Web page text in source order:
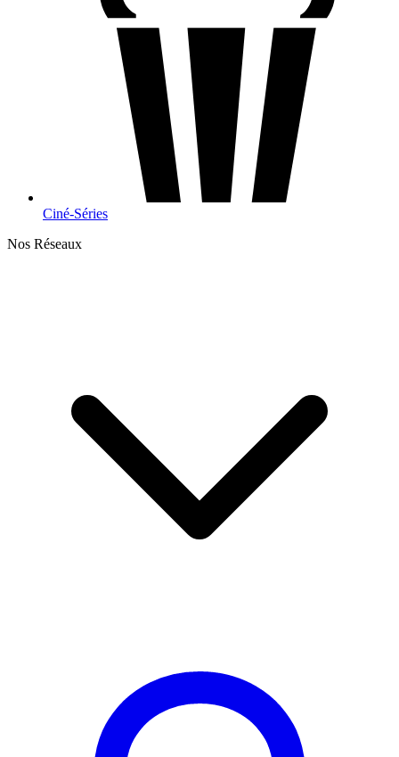
Ciné-Séries
Nos Réseaux